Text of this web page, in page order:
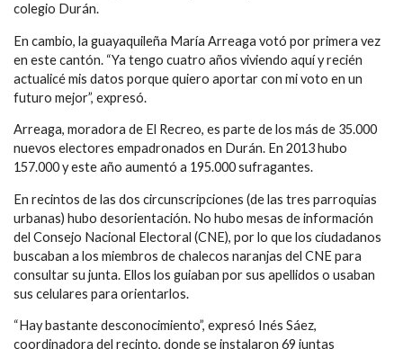
colegio Durán.
En cambio, la guayaquileña María Arreaga votó por primera vez
en este cantón. “Ya tengo cuatro años viviendo aquí y recién
actualicé mis datos porque quiero aportar con mi voto en un
futuro mejor”, expresó.
Arreaga, moradora de El Recreo, es parte de los más de 35.000
nuevos electores empadronados en Durán. En 2013 hubo
157.000 y este año aumentó a 195.000 sufragantes.
En recintos de las dos circunscripciones (de las tres parroquias
urbanas) hubo desorientación. No hubo mesas de información
del Consejo Nacional Electoral (CNE), por lo que los ciudadanos
buscaban a los miembros de chalecos naranjas del CNE para
consultar su junta. Ellos los guiaban por sus apellidos o usaban
sus celulares para orientarlos.
“Hay bastante desconocimiento”, expresó Inés Sáez,
coordinadora del recinto, donde se instalaron 69 juntas